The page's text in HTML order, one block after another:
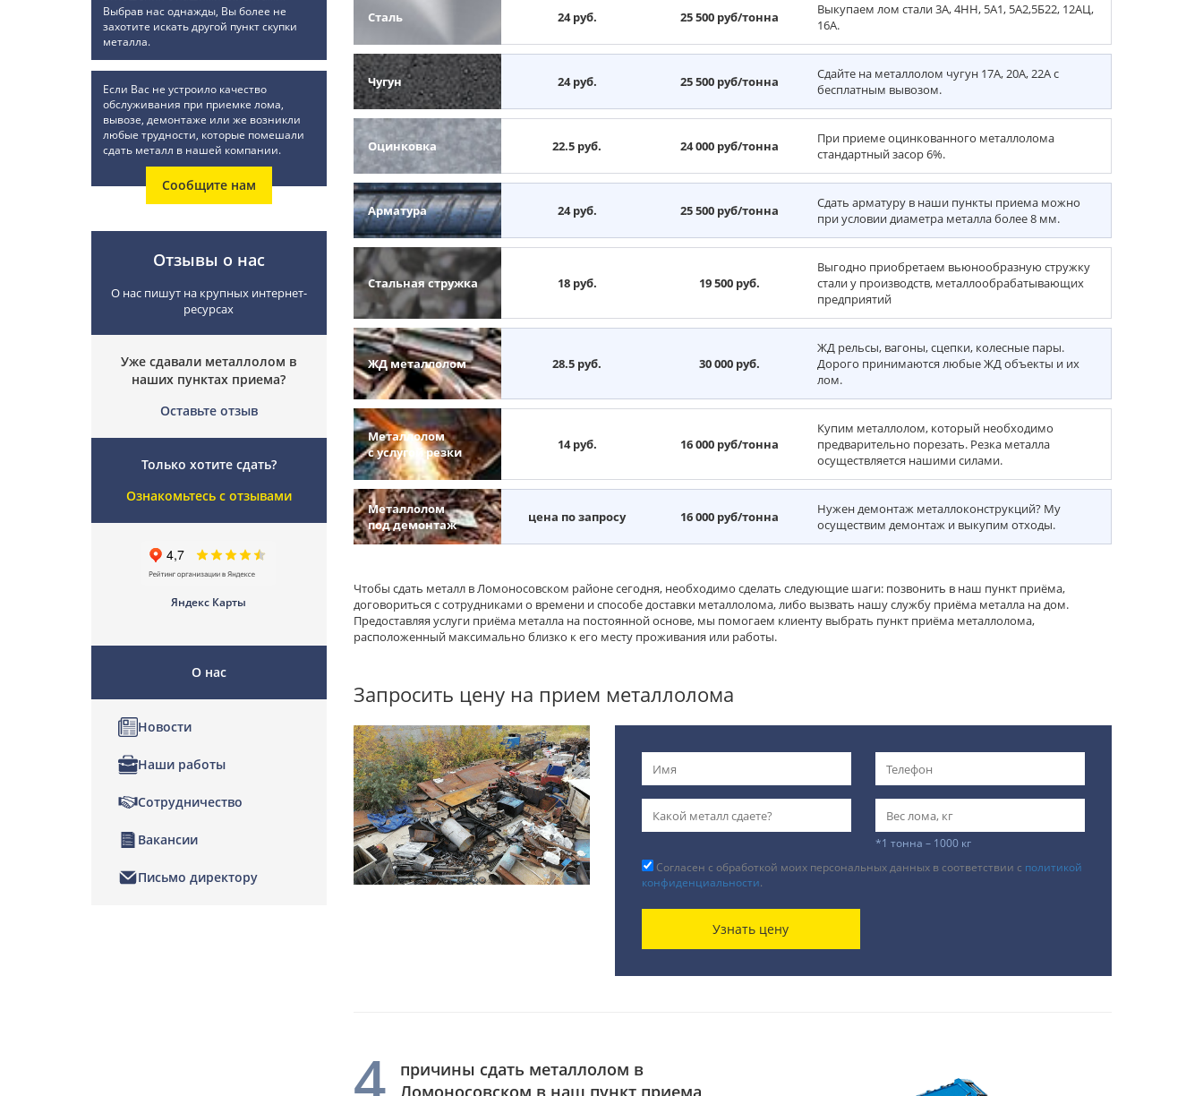
Сталь 24 руб. 25 500 руб/тонна
Выкупаем лом стали 3А, 4НН, 5А1, 5А2,5Б22, 12АЦ,
16А.
Чугун 24 руб. 25 500 руб/тонна
Сдайте на металлолом чугун 17А, 20А, 22А с
бесплатным вывозом.
Оцинковка 22.5 руб. 24 000 руб/тонна
При приеме оцинкованного металлолома
стандартный засор 6%.
Арматура 24 руб. 25 500 руб/тонна
Сдать арматуру в наши пункты приема можно
при условии диаметра металла более 8 мм.
Стальная стружка 18 руб. 19 500 руб.
Выгодно приобретаем вьюнообразную стружку
стали у производств, металлообрабатывающих
предприятий
ЖД металлолом 28.5 руб. 30 000 руб.
ЖД рельсы, вагоны, сцепки, колесные пары.
Дорого принимаются любые ЖД объекты и их
лом.
Металлолом
с услугой резки
14 руб. 16 000 руб/тонна
Купим металлолом, который необходимо
предварительно порезать. Резка металла
осуществляется нашими силами.
Металлолом
под демонтаж
цена по запросу 16 000 руб/тонна
Нужен демонтаж металлоконструкций? Му
осуществим демонтаж и выкупим отходы.
Чтобы сдать металл в Ломоносовском районе сегодня, необходимо сделать следующие шаги: позвонить в наш пункт приёма,
договориться с сотрудниками о времени и способе доставки металлолома, либо вызвать нашу службу приёма металла на дом.
Предоставляя услуги приёма металла на постоянной основе, мы помогаем клиенту выбрать пункт приёма металлолома,
расположенный максимально близко к его месту проживания или работы.
Запросить цену на прием металлолома
*1 тонна – 1000 кг
Согласен с обработкой моих персональных данных в соответствии с политикой
конфиденциальности.
Узнать цену
4
причины сдать металлолом в
Ломоносовском в наш пункт приема
Выбрав нас однажды, Вы более не
захотите искать другой пункт скупки
металла.
Если Вас не устроило качество
обслуживания при приемке лома,
вывозе, демонтаже или же возникли
любые трудности, которые помешали
сдать металл в нашей компании.
Сообщите нам
Отзывы о нас
О нас пишут на крупных интернет-
ресурсах
Уже сдавали металлолом в
наших пунктах приема?
Оставьте отзыв
Только хотите сдать?
Ознакомьтесь с отзывами
Яндекс Карты
О нас
Новости
Наши работы
Сотрудничество
Вакансии
Письмо директору